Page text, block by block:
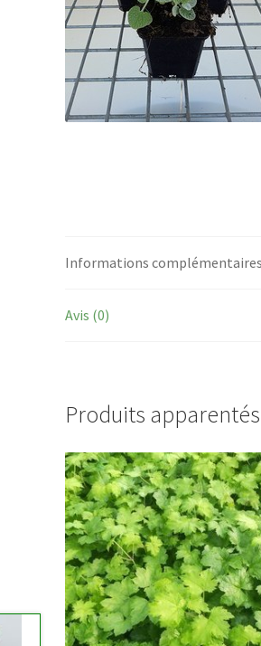
Informations complémentaires
Avis (0)
Produits apparentés